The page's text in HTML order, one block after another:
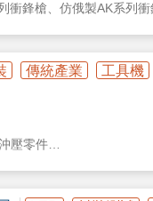
鋒槍、仿俄製AK系列衝
傳統產業 工具機
壓零件